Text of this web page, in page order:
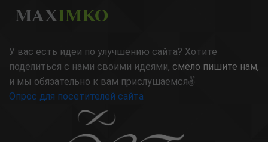
MAXIMKO
У вас есть идеи по улучшению сайта? Хотите
поделиться с нами своими идеями, смело пишите нам,
и мы обязательно к вам прислушаемся✌
Опрос для посетителей сайта